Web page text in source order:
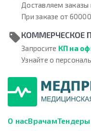
Доставляем заказы
При заказе от
КОММЕРЧЕСКОЕ
Запросите КП на
Узнайте о
О насВрачамТендеры